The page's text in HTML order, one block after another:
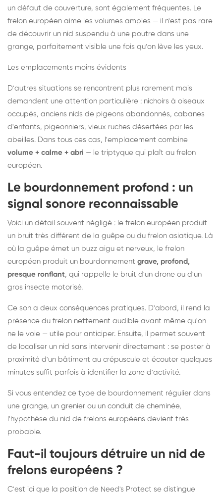
un défaut de couverture, sont également fréquentes. Le
frelon européen aime les volumes amples — il n'est pas rare
de découvrir un nid suspendu à une poutre dans une
grange, parfaitement visible une fois qu'on lève les yeux.
Les emplacements moins évidents
D'autres situations se rencontrent plus rarement mais
demandent une attention particulière : nichoirs à oiseaux
occupés, anciens nids de pigeons abandonnés, cabanes
d'enfants, pigeonniers, vieux ruches désertées par les
abeilles. Dans tous ces cas, l'emplacement combine
volume + calme + abri — le triptyque qui plaît au frelon
européen.
Le bourdonnement profond : un
signal sonore reconnaissable
Voici un détail souvent négligé : le frelon européen produit
un bruit très différent de la guêpe ou du frelon asiatique. Là
où la guêpe émet un buzz aigu et nerveux, le frelon
européen produit un bourdonnement grave, profond,
presque ronflant, qui rappelle le bruit d'un drone ou d'un
gros insecte motorisé.
Ce son a deux conséquences pratiques. D'abord, il rend la
présence du frelon nettement audible avant même qu'on
ne le voie — utile pour anticiper. Ensuite, il permet souvent
de localiser un nid sans intervenir directement : se poster à
proximité d'un bâtiment au crépuscule et écouter quelques
minutes suffit parfois à identifier la zone d'activité.
Si vous entendez ce type de bourdonnement régulier dans
une grange, un grenier ou un conduit de cheminée,
l'hypothèse du nid de frelons européens devient très
probable.
Faut-il toujours détruire un nid de
frelons européens ?
C'est ici que la position de Need's Protect se distingue